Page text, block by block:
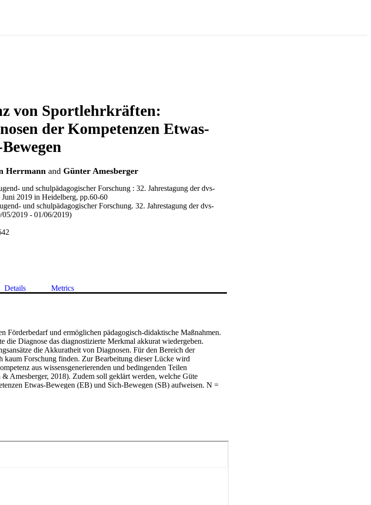
von Sportlehrkräften:
der Kompetenzen Etwas-
Herrmann and Günter Amesberger
und schulpädagogischer Forschung : 32. Jahrestagung der dvs-
2019 in Heidelberg, pp.60-60
und schulpädagogischer Forschung. 32. Jahrestagung der dvs-
2019 - 01/06/2019)
Details Metrics
Förderbedarf und ermöglichen pädagogisch-didaktische Maßnahmen.
die Diagnose das diagnostizierte Merkmal akkurat wiedergeben.
die Akkuratheit von Diagnosen. Für den Bereich der
kaum Forschung finden. Zur Bearbeitung dieser Lücke wird
aus wissensgenerierenden und bedingenden Teilen
Amesberger, 2018). Zudem soll geklärt werden, welche Güte
Etwas-Bewegen (EB) und Sich-Bewegen (SB) aufweisen. N =
SD = 12.9) schätzten das Werfen, Fangen, Prellen, Dribbeln (=
= .45), eine Überschätzung des Niveaus (EB = .15, SB = .17) und
der diagnostischen Kompetenz nahe. Die vorliegenden Daten